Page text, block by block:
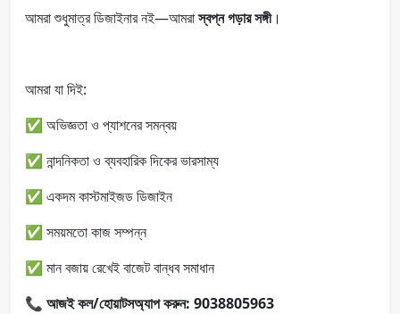
আমরা শুধুমাত্র ডিজাইনার নই—আমরাস্বপ্ন গড়ার সঙ্গী।
আমরা যা দিই:
✅ অভিজ্ঞতা ও প্যাশনের সমন্বয়
✅ নান্দনিকতা ও ব্যবহারিক দিকের ভারসাম্য
✅ একদম কাস্টমাইজড ডিজাইন
✅ সময়মতো কাজ সম্পন্ন
✅ মান বজায় রেখেই বাজেট বান্ধব সমাধান
📞 আজই কল/হোয়াটসঅ্যাপ করুন: 9038805963